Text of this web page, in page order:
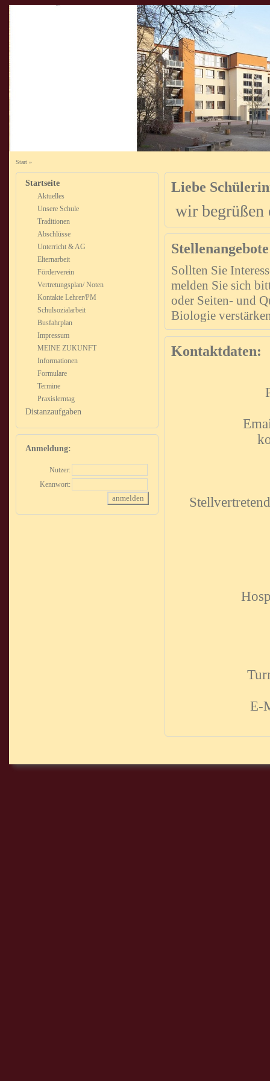
Start»
Startseite
Aktuelles
Unsere Schule
Traditionen
Abschlüsse
Unterricht & AG
Elternarbeit
Förderverein
Vertretungsplan/ Noten
Kontakte Lehrer/PM
Schulsozialarbeit
Busfahrplan
Impressum
MEINE ZUKUNFT
Informationen
Formulare
Termine
Praxislerntag
Distanzaufgaben
Anmeldung:
Nutzer:
Kennwort:
Liebe
wir begrüßen
Stellenangebote
Sollten Sie
melden Sie sich
oder Seiten- und
Biologie
Kontaktdaten:
E-